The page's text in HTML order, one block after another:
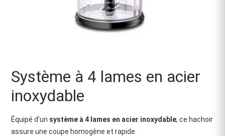
Système à 4 lames en acier
inoxydable
Équipé d’un système à 4 lames en acier inoxydable, ce hachoir
assure une coupe homogène et rapide.